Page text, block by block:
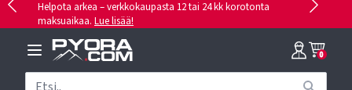
Helpota arkea – verkkokaupasta 12 tai 24 kk korotonta
maksuaikaa. Lue lisää!
0